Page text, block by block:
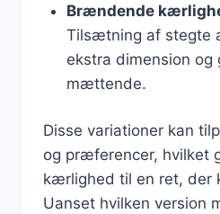
Brændende
Tilsætning af stegte
ekstra dimension og
mættende.
Disse variationer kan
og præferencer, hvilket
kærlighed til en ret, der
Uanset hvilken version